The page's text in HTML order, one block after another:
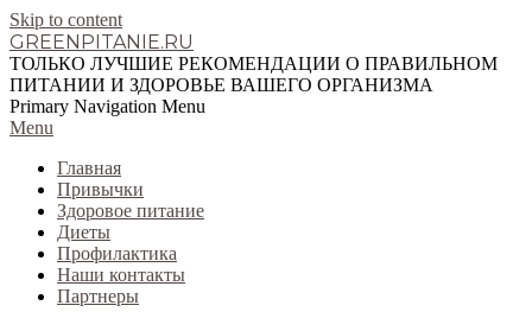
Skip to content
GREENPITANIE.RU
ТОЛЬКО ЛУЧШИЕ РЕКОМЕНДАЦИИ О ПРАВИЛЬНОМ
ПИТАНИИ И ЗДОРОВЬЕ ВАШЕГО ОРГАНИЗМА
Primary Navigation Menu
Menu
Главная
Привычки
Здоровое питание
Диеты
Профилактика
Наши контакты
Партнеры